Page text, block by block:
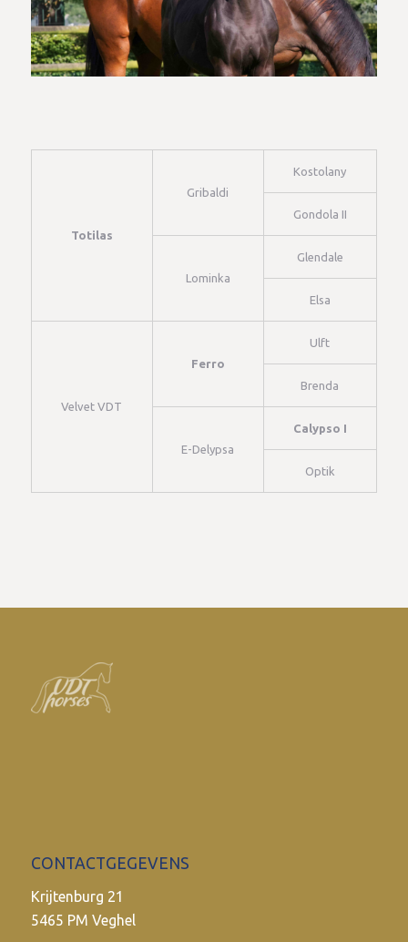
Totilas
Gribaldi
Kostolany
Gondola II
Lominka
Glendale
Elsa
Velvet VDT
Ferro
Ulft
Brenda
E-Delypsa
Calypso I
Optik
CONTACTGEGEVENS
Krijtenburg 21
5465 PM Veghel